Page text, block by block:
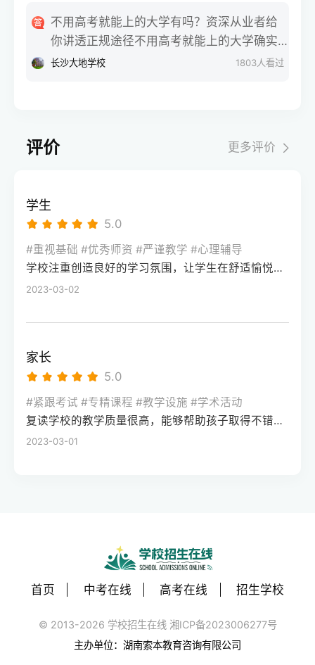
干高考。总结一下，郴州的私立中学有郴州
明星学校、苏仙区金海学校等，选学校前先
搞懂单招和高考的区别，结合自身基础选
效果通常非常显著。这个分数段的同学，复
读一年平均能提高四十分到七十分，甚至基
础实在太差、但最后开窍了的同学冲高个八
公式、高一高二的课本基础概念重新讲通讲
秀但高考严重失常的学霸，重在找回本该属
于自己的分还有一类同学，就是平时的尖子
生在考场上掉了链子，比如平时模拟考能稳
稳上个优质一本，结果因为心态崩溃、意外
涂错卡，最后只考了个普通二本的分数。对
少分，你千万别去和别人比分数值。你们的
来没有低分段的人涨得多，但这几十分的含
金量完全不一样，它能帮你跨越学校层次的
鸿沟。你们回去复读，本质上不是去学新知
识，而是去做“心理降噪”和习惯微循环的修
复，把考前焦虑、心态内耗的问题解决掉，
的竞争已经不是知识点的比拼，而是细节和
运气的博弈。再来一年稍微有个小失误，分
数可能不升反降，提分一般在十分以内，甚
多分甚至更低，说明学习习惯和定力已经彻
底出了问题。这类同学如果回去还是吃大锅
是：这种高考冲刺班全日制封闭集训，到底
能不能帮孩子把分数提上去？会不会是花了
大钱还耽误了孩子？今天咱就摘掉所有虚头
制冲刺班，就是让孩子暂时离开原本的高
上几个小时，孩子的大部分时间还是跟着高
中的大部队走。而全日制冲刺，则是把孩子
从早晨七点的晨读，到白天高强度的分层授
课，再到晚自习的面对面答疑，可以说是把
备考氛围直接拉满了。这种模式最大的优
到学习里。第二，别只看宣传广告，挑这种
机构必须死磕两件事市面上的机构鱼龙混
时候，千万别被豪华的宿舍或者所谓的名师
押题给砸晕了，你只需要死磕两个硬指标。
首先是分层教学的能力。高三最后阶段，吃
望冲好学校的就去死磕高考评分标准的扣分
点。其次就是心理降噪和陪伴的软实力。最
后这几个月，很多孩子学不进去不是因为
笨，而是焦虑、失眠、心态崩了。好机构的
班主任会天天钉在教室里，观察哪个孩子眼
神不对了、情绪低落了，及时拉一把，这比
不用高考就能上的大学有吗？资深从业者给
你讲透正规途径不用高考就能上的大学确实
有，但得走官方认可的正规途径，千万别踩
说国内统招类的特殊招生，这是拿全日制统
招文凭的正规渠道。第一种是综合评价招
现和综合素质评价作为录取依据，高考成绩
只占一部分，部分特殊班型甚至不硬性要求
高考分数。我们曾帮一位竞赛获奖的学生通
过这个路径拿到西外的录取通知书，避开了
高考发挥失常的风险。第二种是高职单招，
民政职业技术学院、湖南工业职业技术学院
用参加高考直接入学。要注意的是，单招录
取后就不能再参加高考，得根据自己的成绩
水平谨慎选择，我们遇到过不少学生盲目单
招后后悔的情况。还有保送生通道，不过门
槛很高，主要面向奥赛获奖、外国语学校推
教育部备案的正规项目，避免拿到不被认可
的文凭。我们每年都会帮学生审核这类项目
的合规性，去年就劝退了三个未备案的“野鸡
升或成绩较差的学生，比如自考、成人高
考、国家开放大学。这类途径不用高考，但
长沙大地学校 1803人看过
评价 更多评价
学生
5.0
#重视基础 #优秀师资 #严谨教学 #心理辅导
学校注重创造良好的学习氛围，让学生在舒适愉悦的环境中学习。这种氛围可以让学生更加投入学习，提高学习效率，同时也有利于培养学生的自律能力。
2023-03-02
家长
5.0
#紧跟考试 #专精课程 #教学设施 #学术活动
复读学校的教学质量很高，能够帮助孩子取得不错的成绩，同时学习氛围也很好，孩子能够在舒适的环境中学习。我会向其他家长推荐这所学校。
2023-03-01
首页 中考在线 高考在线 招生学校
© 2013-2026 学校招生在线 湘ICP备2023006277号
主办单位：湖南索本教育咨询有限公司